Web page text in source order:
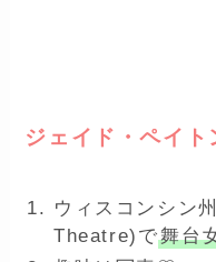
ジェイド・ペイト
ウィスコンシン
Theatre)で舞台